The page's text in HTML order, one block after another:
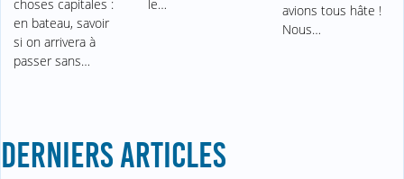
choses capitales :
en bateau, savoir
si on arrivera à
passer sans…
le…
avions tous hâte !
Nous…
DERNIERS ARTICLES